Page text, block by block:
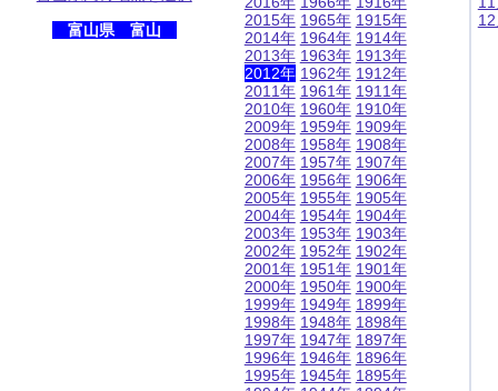
富山県 富山
2015年
2014年
2013年
2012年
2011年
2010年
2009年
2008年
2007年
2006年
2005年
2004年
2003年
2002年
2001年
2000年
1999年
1998年
1997年
1996年
1995年
1965年
1964年
1963年
1962年
1961年
1960年
1959年
1958年
1957年
1956年
1955年
1954年
1953年
1952年
1951年
1950年
1949年
1948年
1947年
1946年
1945年
1915年
1914年
1913年
1912年
1911年
1910年
1909年
1908年
1907年
1906年
1905年
1904年
1903年
1902年
1901年
1900年
1899年
1898年
1897年
1896年
1895年